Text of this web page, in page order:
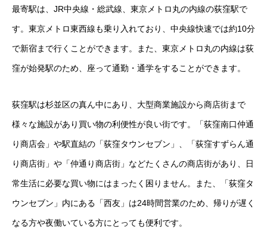
最寄駅は、JR中央線・総武線、東京メトロ丸の内線の荻窪駅で
す。東京メトロ東西線も乗り入れており、中央線快速では約10分
で新宿まで行くことができます。また、東京メトロ丸の内線は荻
窪が始発駅のため、座って通勤・通学をすることができます。
荻窪駅は杉並区の真ん中にあり、大型商業施設から商店街まで
様々な施設があり買い物の利便性が良い街です。「荻窪南口仲通
り商店会」や駅直結の「荻窪タウンセブン」、「荻窪すずらん通
り商店街」や「仲通り商店街」などたくさんの商店街があり、日
常生活に必要な買い物にはまったく困りません。また、「荻窪タ
ウンセブン」内にある「西友」は24時間営業のため、帰りが遅く
なる方や夜働いている方にとっても便利です。